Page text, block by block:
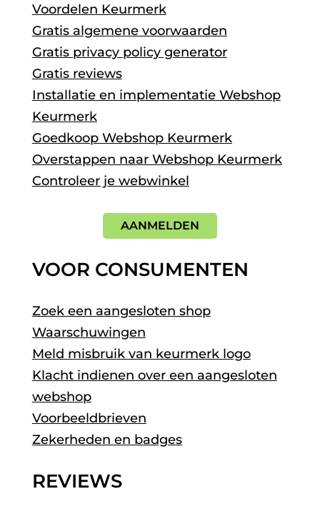
Voordelen Keurmerk
Gratis algemene voorwaarden
Gratis privacy policy generator
Gratis reviews
Installatie en implementatie Webshop
Keurmerk
Goedkoop Webshop Keurmerk
Overstappen naar Webshop Keurmerk
Controleer je webwinkel
AANMELDEN
VOOR CONSUMENTEN
Zoek een aangesloten shop
Waarschuwingen
Meld misbruik van keurmerk logo
Klacht indienen over een aangesloten
webshop
Voorbeeldbrieven
Zekerheden en badges
REVIEWS